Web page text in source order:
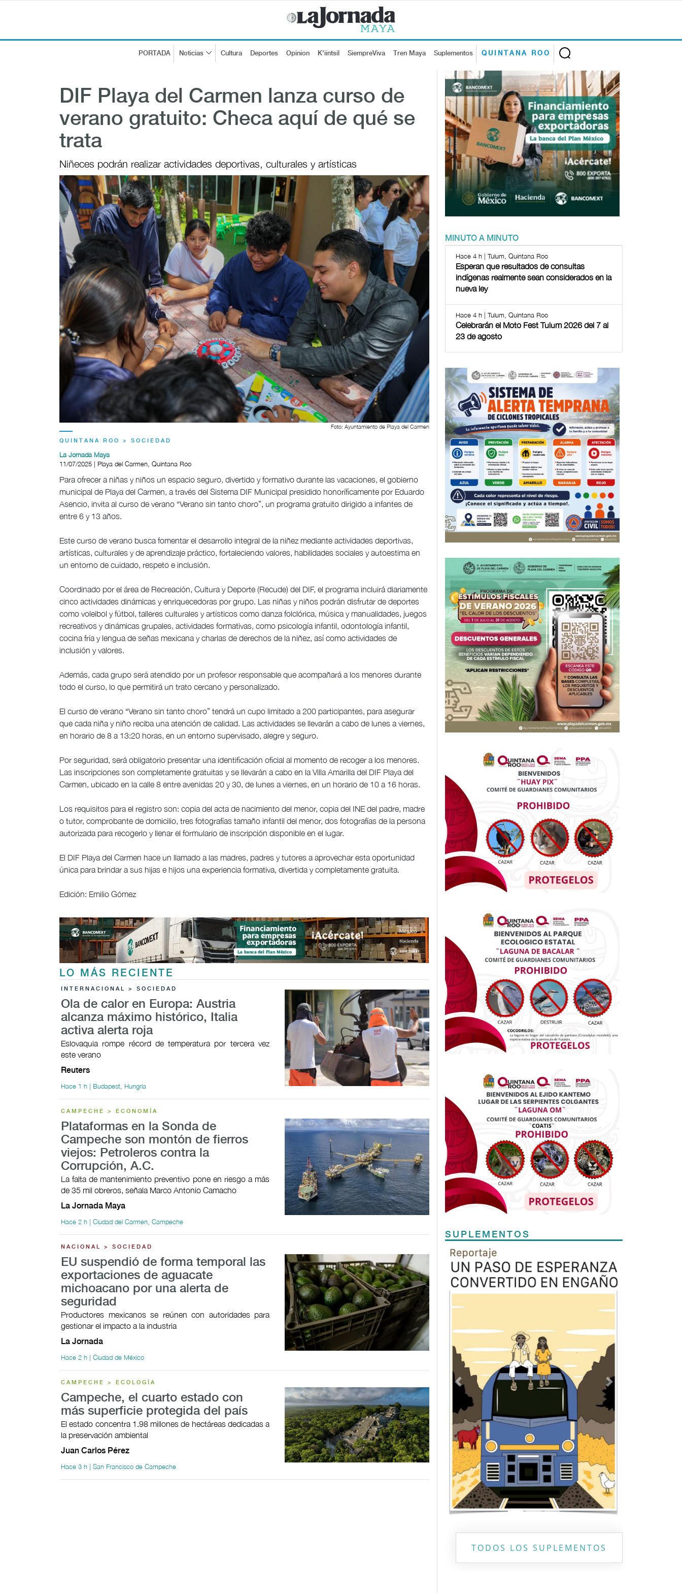
PORTADA Noticias Cultura Deportes Opinion K'iintsil SiempreViva Tren Maya Suplementos QUINTANA ROO
DIF Playa del Carmen lanza curso de
verano gratuito: Checa aquí de qué se
trata
Niñeces podrán realizar actividades deportivas, culturales y artísticas
Foto: Ayuntamiento de Playa del Carmen
QUINTANA ROO > SOCIEDAD
La Jornada Maya
11/07/2025 | Playa del Carmen, Quintana Roo
Para ofrecer a niñas y niños un espacio seguro, divertido y formativo durante las vacaciones, el gobierno
municipal de Playa del Carmen, a través del Sistema DIF Municipal presidido honoríficamente por Eduardo
Asencio, invita al curso de verano “Verano sin tanto choro”, un programa gratuito dirigido a infantes de
entre 6 y 13 años.
Este curso de verano busca fomentar el desarrollo integral de la niñez mediante actividades deportivas,
artísticas, culturales y de aprendizaje práctico, fortaleciendo valores, habilidades sociales y autoestima en
un entorno de cuidado, respeto e inclusión.
Coordinado por el área de Recreación, Cultura y Deporte (Recude) del DIF, el programa incluirá diariamente
cinco actividades dinámicas y enriquecedoras por grupo. Las niñas y niños podrán disfrutar de deportes
como voleibol y fútbol, talleres culturales y artísticos como danza folclórica, música y manualidades, juegos
recreativos y dinámicas grupales, actividades formativas, como psicología infantil, odontología infantil,
cocina fría y lengua de señas mexicana y charlas de derechos de la niñez, así como actividades de
inclusión y valores.
Además, cada grupo será atendido por un profesor responsable que acompañará a los menores durante
todo el curso, lo que permitirá un trato cercano y personalizado.
El curso de verano “Verano sin tanto choro” tendrá un cupo limitado a 200 participantes, para asegurar
que cada niña y niño reciba una atención de calidad. Las actividades se llevarán a cabo de lunes a viernes,
en horario de 8 a 13:20 horas, en un entorno supervisado, alegre y seguro.
Por seguridad, será obligatorio presentar una identificación oficial al momento de recoger a los menores.
Las inscripciones son completamente gratuitas y se llevarán a cabo en la Villa Amarilla del DIF Playa del
Carmen, ubicado en la calle 8 entre avenidas 20 y 30, de lunes a viernes, en un horario de 10 a 16 horas.
Los requisitos para el registro son: copia del acta de nacimiento del menor, copia del INE del padre, madre
o tutor, comprobante de domicilio, tres fotografías tamaño infantil del menor, dos fotografías de la persona
autorizada para recogerlo y llenar el formulario de inscripción disponible en el lugar.
El DIF Playa del Carmen hace un llamado a las madres, padres y tutores a aprovechar esta oportunidad
única para brindar a sus hijas e hijos una experiencia formativa, divertida y completamente gratuita.
Edición: Emilio Gómez
LO MÁS RECIENTE
INTERNACIONAL > SOCIEDAD
Ola de calor en Europa: Austria
alcanza máximo histórico, Italia
activa alerta roja
Eslovaquia rompe récord de temperatura por tercera vez
este verano
Reuters
Hace 1 h | Budapest, Hungría
CAMPECHE > ECONOMÍA
Plataformas en la Sonda de
Campeche son montón de fierros
viejos: Petroleros contra la
Corrupción, A.C.
La falta de mantenimiento preventivo pone en riesgo a más
de 35 mil obreros, señala Marco Antonio Camacho
La Jornada Maya
Hace 2 h | Ciudad del Carmen, Campeche
NACIONAL > SOCIEDAD
EU suspendió de forma temporal las
exportaciones de aguacate
michoacano por una alerta de
seguridad
Productores mexicanos se reúnen con autoridades para
gestionar el impacto a la industria
La Jornada
Hace 2 h | Ciudad de México
CAMPECHE > ECOLOGÍA
Campeche, el cuarto estado con
más superficie protegida del país
El estado concentra 1.98 millones de hectáreas dedicadas a
la preservación ambiental
Juan Carlos Pérez
Hace 3 h | San Francisco de Campeche
MINUTO A MINUTO
Hace 4 h | Tulum, Quintana Roo
Esperan que resultados de consultas
indígenas realmente sean considerados en la
nueva ley
Hace 4 h | Tulum, Quintana Roo
Celebrarán el Moto Fest Tulum 2026 del 7 al
23 de agosto
SUPLEMENTOS
Previous
TODOS LOS SUPLEMENTOS